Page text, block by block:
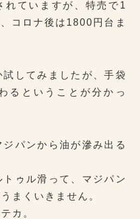
れていますが、特売で1
コロナ後は1800円台ま
してみましたが、手袋
るということが分かっ
パンから油が滲み出る
ゥル滑って、マジパン
まくいきません。
カ。